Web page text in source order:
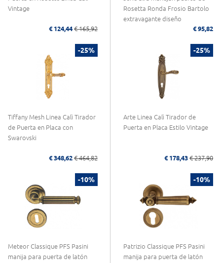
Vintage
€ 124,44 € 165,92
Rosetta Ronda Frosio Bartolo
extravagante diseño
€ 95,82
-25%
Tiffany Mesh Linea Calì Tirador
de Puerta en Placa con
Swarovski
€ 348,62 € 464,82
-25%
Arte Linea Calì Tirador de
Puerta en Placa Estilo Vintage
€ 178,43 € 237,90
-10%
Meteor Classique PFS Pasini
manija para puerta de latón
-10%
Patrizio Classique PFS Pasini
manija para puerta de latón